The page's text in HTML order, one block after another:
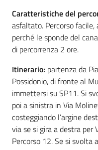
Tutti
per
la
TERRA
Tutti
gli
argomenti...
Caratteristiche del
asfaltato. Percorso
perché le sponde del
di percorrenza 2 ore.
Itinerario: partenza da
Possidonio, di fronte al
immettersi su SP11. Si
poi a sinistra in Via
costeggiando l’argine
via se si gira a destra per
Percorso 12. Se si svolta